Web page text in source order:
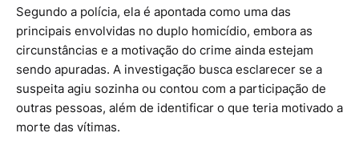
Segundo a polícia, ela é apontada como uma das
principais envolvidas no duplo homicídio, embora as
circunstâncias e a motivação do crime ainda estejam
sendo apuradas. A investigação busca esclarecer se a
suspeita agiu sozinha ou contou com a participação de
outras pessoas, além de identificar o que teria motivado a
morte das vítimas.